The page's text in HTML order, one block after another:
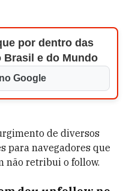
por dentro das
e do Mundo
Google
de diversos
para navegadores que
não retribui o follow.